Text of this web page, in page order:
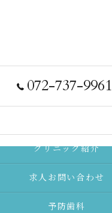
072-737-9961
クリニック紹介
求人お問い合わせ
予防⻭科